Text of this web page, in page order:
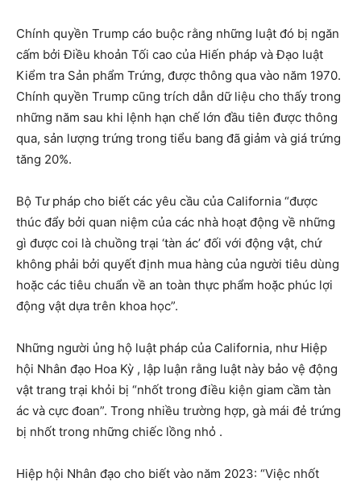
Chính quyền Trump cáo buộc rằng những luật đó bị ngăn
cấm bởi Điều khoản Tối cao của Hiến pháp và Đạo luật
Kiểm tra Sản phẩm Trứng, được thông qua vào năm 1970.
Chính quyền Trump cũng trích dẫn dữ liệu cho thấy trong
những năm sau khi lệnh hạn chế lớn đầu tiên được thông
qua, sản lượng trứng trong tiểu bang đã giảm và giá trứng
tăng 20%.
Bộ Tư pháp cho biết các yêu cầu của California “được
thúc đẩy bởi quan niệm của các nhà hoạt động về những
gì được coi là chuồng trại ‘tàn ác’ đối với động vật, chứ
không phải bởi quyết định mua hàng của người tiêu dùng
hoặc các tiêu chuẩn về an toàn thực phẩm hoặc phúc lợi
động vật dựa trên khoa học”.
Những người ủng hộ luật pháp của California, như Hiệp
hội Nhân đạo Hoa Kỳ , lập luận rằng luật này bảo vệ động
vật trang trại khỏi bị “nhốt trong điều kiện giam cầm tàn
ác và cực đoan”. Trong nhiều trường hợp, gà mái đẻ trứng
bị nhốt trong những chiếc lồng nhỏ .
Hiệp hội Nhân đạo cho biết vào năm 2023: “Việc nhốt